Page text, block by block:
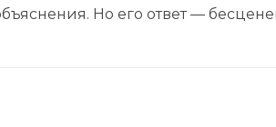
Но его ответ —